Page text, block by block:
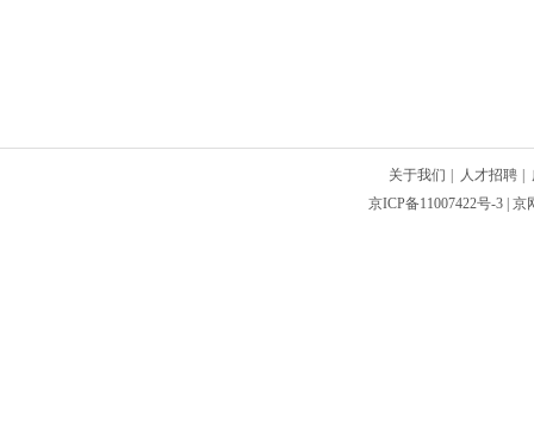
关于我们 人才招聘
京ICP备11007422号-3 |